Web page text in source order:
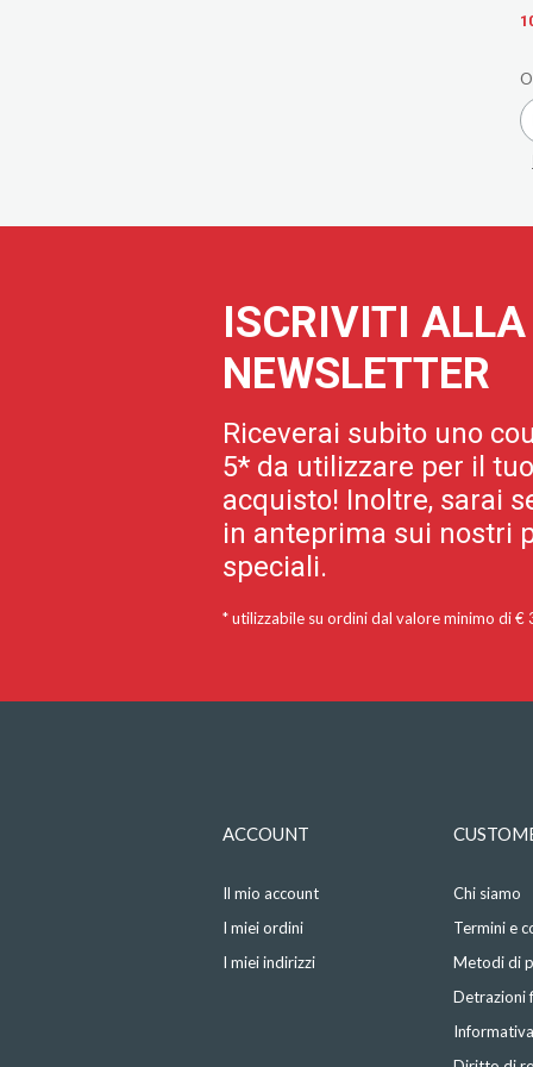
ISCRIVITI
NEWSLETTER
Riceverai subito uno
5* da utilizzare per il
acquisto! Inoltre, sarai
in anteprima sui nostri
speciali.
* utilizzabile su ordini dal valore minimo di €
ACCOUNT
Il mio account
I miei ordini
I miei indirizzi
Chi siamo
Termini e
Metodi di
Detrazioni